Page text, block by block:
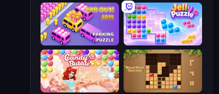
Jelly Puzzle
Car OUT! Jam Parking Puzzle
Wood Block Journey
Candy Bubble